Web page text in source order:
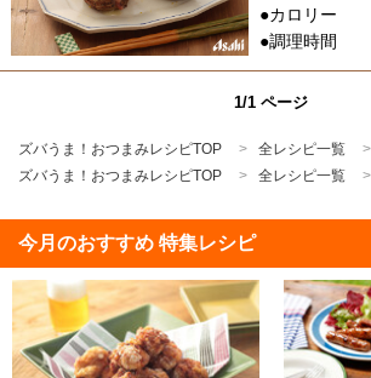
●カロリー
●調理時間
1/1 ページ
ズバうま！おつまみレシピTOP 全レシピ一覧
ズバうま！おつまみレシピTOP
全レシピ一覧
今月のおすすめ 特集レシピ